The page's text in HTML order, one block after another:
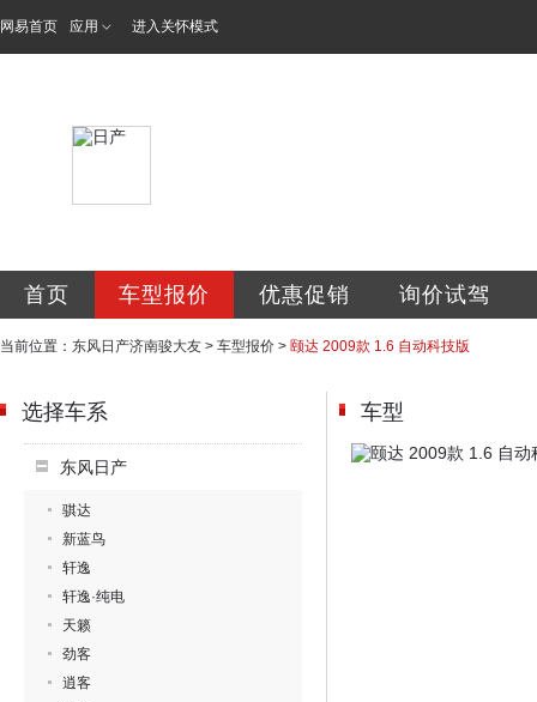
网易首页 应用 进入关怀模式
首页 车型报价 优惠促销 询价试驾
当前位置： 东风日产济南骏大友 > 车型报价 > 颐达 2009款 1.6 自动科技版
选择车系
东风日产
骐达
新蓝鸟
轩逸
轩逸·纯电
天籁
劲客
逍客
车型